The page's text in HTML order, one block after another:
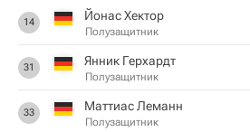
14 Йонас Хектор
Полузащитник
31 Янник Герхардт
Полузащитник
33 Маттиас Леманн
Полузащитник